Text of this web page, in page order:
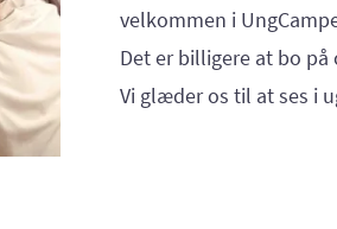
velkommen i
Det er billigere at bo
Vi glæder os til at ses i